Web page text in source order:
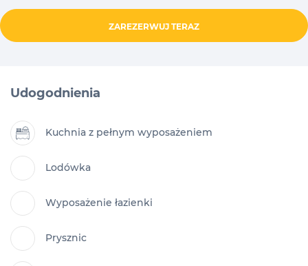
ZAREZERWUJ TERAZ
Udogodnienia
Kuchnia z pełnym wyposażeniem
Lodówka
Wyposażenie łazienki
Prysznic